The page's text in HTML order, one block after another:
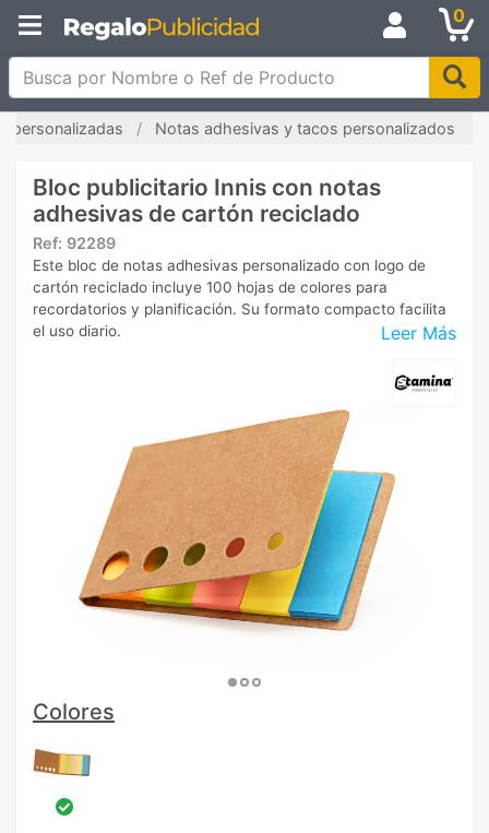
0
Busca por Nombre o Ref de Producto
personalizadas Notas adhesivas y tacos personalizados
Bloc publicitario Innis con notas
adhesivas de cartón reciclado
Ref: 92289
Leer Más
Este bloc de notas adhesivas personalizado con logo de
cartón reciclado incluye 100 hojas de colores para
recordatorios y planificación. Su formato compacto facilita
el uso diario.
Colores